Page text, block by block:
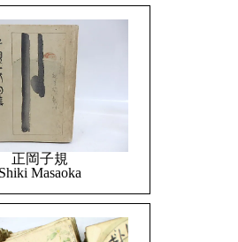
正岡子規
Shiki Masaoka